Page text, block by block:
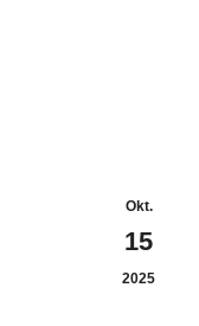
Okt.
15
2025